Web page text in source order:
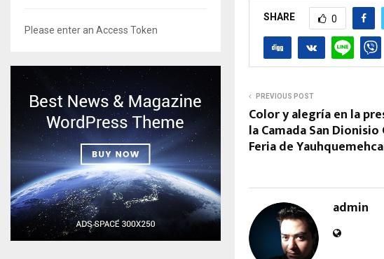
SHARE 0
PREVIOUS POST
Color y alegría en la
la Camada San
Feria de
admin
Please enter an Access Token